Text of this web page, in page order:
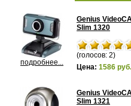
подробнее...
Genius
Slim 1320
(голосов: 2)
Цена: 1586 руб.
Genius
Slim 1321